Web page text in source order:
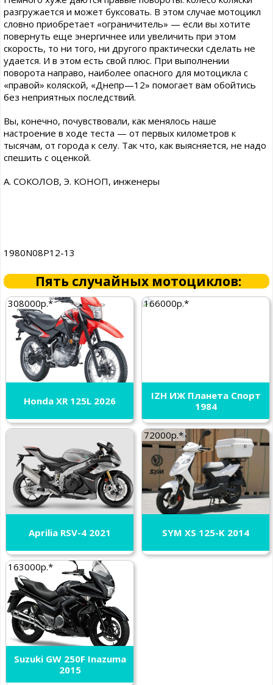
разгружается и может буксовать. В этом случае мотоцикл
словно приобретает «ограничитель» — если вы хотите
повернуть еще энергичнее или увеличить при этом
скорость, то ни того, ни другого практически сделать не
удается. И в этом есть свой плюс. При выполнении
поворота направо, наиболее опасного для мотоцикла с
«правой» коляской, «Днепр—12» помогает вам обойтись
без неприятных последствий.
Вы, конечно, почувствовали, как менялось наше
настроение в ходе теста — от первых километров к
тысячам, от города к селу. Так что, как выясняется, не надо
спешить с оценкой.
А. СОКОЛОВ, Э. КОНОП, инженеры
1980N08P12-13
Пять случайных мотоциклов:
308000р.*
Honda XR 125L 2026
166000р.*
IZH ИЖ Планета Спорт
1984
Aprilia RSV-4 2021
72000р.*
SYM XS 125-K 2014
163000р.*
Suzuki GW 250F Inazuma
2015